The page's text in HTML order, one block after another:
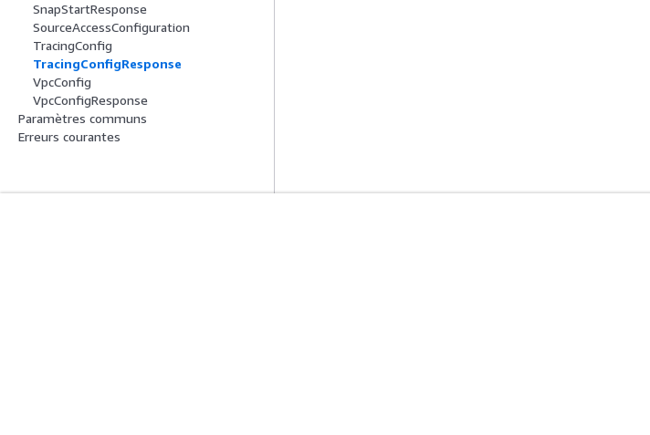
SnapStartResponse
SourceAccessConfiguration
TracingConfig
TracingConfigResponse
VpcConfig
VpcConfigResponse
Paramètres communs
Erreurs courantes